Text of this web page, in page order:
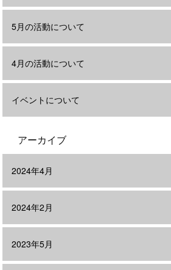
5月の活動について
4月の活動について
イベントについて
アーカイブ
2024年4月
2024年2月
2023年5月